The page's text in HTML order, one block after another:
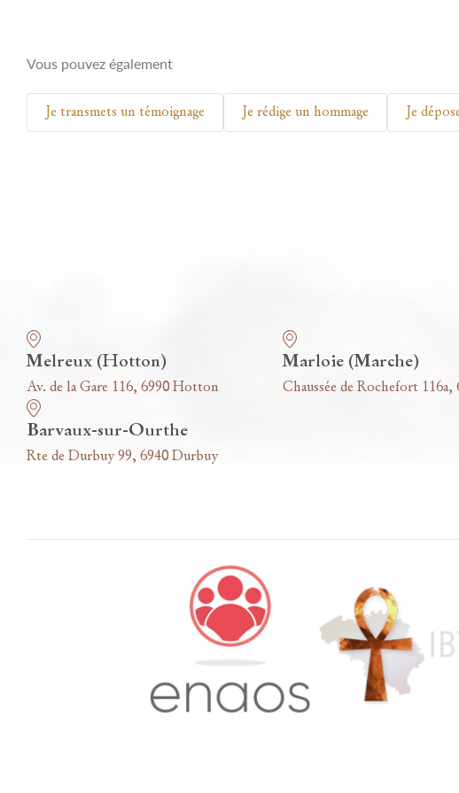
Vous pouvez également
Je transmets un témoignage Je rédige un hommage Je
Melreux (Hotton)
Av. de la Gare 116, 6990 Hotton
Marloie (Marche)
Chaussée de Rochefort 116a,
Barvaux-sur-Ourthe
Rte de Durbuy 99, 6940 Durbuy